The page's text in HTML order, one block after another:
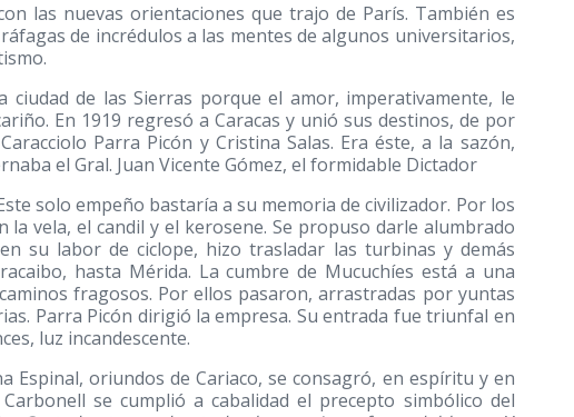
las nuevas orientaciones que trajo de París. También es
de incrédulos a las mentes de algunos universitarios,
de las Sierras porque el amor, imperativamente, le
En 1919 regresó a Caracas y unió sus destinos, de por
Parra Picón y Cristina Salas. Era éste, a la sazón,
el Gral. Juan Vicente Gómez, el formidable Dictador
solo empeño bastaría a su memoria de civilizador. Por los
la vela, el candil y el kerosene. Se propuso darle alumbrado
su labor de ciclope, hizo trasladar las turbinas y demás
hasta Mérida. La cumbre de Mucuchíes está a una
fragosos. Por ellos pasaron, arrastradas por yuntas
Parra Picón dirigió la empresa. Su entrada fue triunfal en
luz incandescente.
Espinal, oriundos de Cariaco, se consagró, en espíritu y en
se cumplió a cabalidad el precepto simbólico del